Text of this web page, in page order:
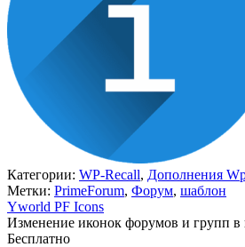
Категории: WP-Recall, Дополнения
Метки: PrimeForum, Форум, шаблон
Yworld PF Icons
Изменение иконок форумов и групп в
Бесплатно